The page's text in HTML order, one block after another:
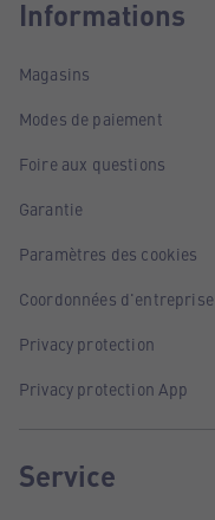
Informations
Magasins
Modes de paiement
Foire aux questions
Garantie
Paramètres des cookies
Coordonnées d'entreprise
Privacy protection
Privacy protection App
Service